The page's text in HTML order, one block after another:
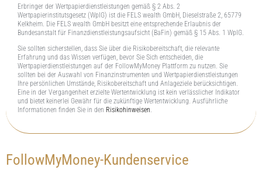
Erbringer der Wertpapierdienstleistungen gemäß § 2 Abs. 2
Wertpapierinstitutsgesetz (WpIG) ist die FELS wealth GmbH, Dieselstraße 2, 65779
Kelkheim. Die FELS wealth GmbH besitzt eine entsprechende Erlaubnis der
Bundesanstalt für Finanzdienstleistungsaufsicht (BaFin) gemäß § 15 Abs. 1 WpIG.
Sie sollten sicherstellen, dass Sie über die Risikobereitschaft, die relevante
Erfahrung und das Wissen verfügen, bevor Sie Sich entscheiden, die
Wertpapierdienstleistungen auf der FollowMyMoney Plattform zu nutzen. Sie
sollten bei der Auswahl von Finanzinstrumenten und Wertpapierdienstleistungen
Ihre persönlichen Umstände, Risikobereitschaft und Anlageziele berücksichtigen.
Eine in der Vergangenheit erzielte Wertentwicklung ist kein verlässlicher Indikator
und bietet keinerlei Gewähr für die zukünftige Wertentwicklung. Ausführliche
Informationen finden Sie in den Risikohinweisen.
FollowMyMoney-Kundenservice